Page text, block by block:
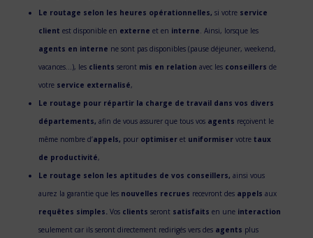
Le routage selon les heures opérationnelles, si votre service
client est disponible en externe et en interne . Ainsi, lorsque les
agents en interne ne sont pas disponibles (pause déjeuner, weekend,
vacances…), les clients seront mis en relation avec les conseillers de
votre service externalisé,
Le routage pour répartir la charge de travail dans vos divers
départements, afin de vous assurer que tous vos agents reçoivent le
même nombre d’appels, pour optimiser et uniformiser votre taux
de productivité,
Le routage selon les aptitudes de vos conseillers, ainsi vous
aurez la garantie que les nouvelles recrues recevront des appels aux
requêtes simples. Vos clients seront satisfaits en une interaction
seulement car ils seront directement redirigés vers des agents plus